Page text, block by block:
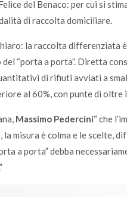
del Benaco: per cui si
di raccolta domiciliare.
la raccolta differenziata è
“porta a porta”. Diretta
di rifiuti avviati a
al 60%, con punte di oltre
Massimo Pedercini“ che
misura è colma e le scelte,
a porta” debba